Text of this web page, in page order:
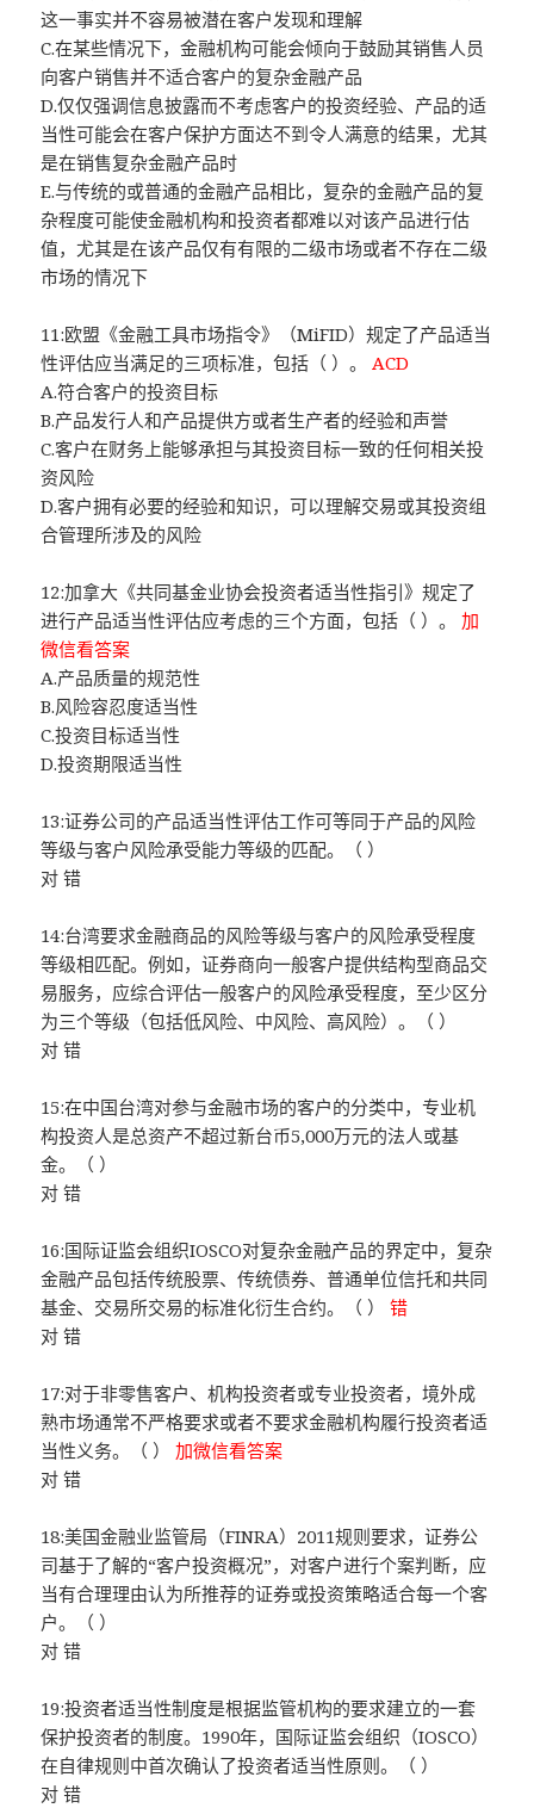
这一事实并不容易被潜在客户发现和理解
C.在某些情况下，金融机构可能会倾向于鼓励其销售人员
向客户销售并不适合客户的复杂金融产品
D.仅仅强调信息披露而不考虑客户的投资经验、产品的适
当性可能会在客户保护方面达不到令人满意的结果，尤其
是在销售复杂金融产品时
E.与传统的或普通的金融产品相比，复杂的金融产品的复
杂程度可能使金融机构和投资者都难以对该产品进行估
值，尤其是在该产品仅有有限的二级市场或者不存在二级
市场的情况下
11:欧盟《金融工具市场指令》（MiFID）规定了产品适当
性评估应当满足的三项标准，包括（ ）。ACD
A.符合客户的投资目标
B.产品发行人和产品提供方或者生产者的经验和声誉
C.客户在财务上能够承担与其投资目标一致的任何相关投
资风险
D.客户拥有必要的经验和知识，可以理解交易或其投资组
合管理所涉及的风险
12:加拿大《共同基金业协会投资者适当性指引》规定了
进行产品适当性评估应考虑的三个方面，包括（ ）。加
微信看答案
A.产品质量的规范性
B.风险容忍度适当性
C.投资目标适当性
D.投资期限适当性
13:证券公司的产品适当性评估工作可等同于产品的风险
等级与客户风险承受能力等级的匹配。（ ）
对 错
14:台湾要求金融商品的风险等级与客户的风险承受程度
等级相匹配。例如，证券商向一般客户提供结构型商品交
易服务，应综合评估一般客户的风险承受程度，至少区分
为三个等级（包括低风险、中风险、高风险）。（ ）
对 错
15:在中国台湾对参与金融市场的客户的分类中，专业机
构投资人是总资产不超过新台币5,000万元的法人或基
金。（ ）
对 错
16:国际证监会组织IOSCO对复杂金融产品的界定中，复杂
金融产品包括传统股票、传统债券、普通单位信托和共同
基金、交易所交易的标准化衍生合约。（ ）错
对 错
17:对于非零售客户、机构投资者或专业投资者，境外成
熟市场通常不严格要求或者不要求金融机构履行投资者适
当性义务。（ ）加微信看答案
对 错
18:美国金融业监管局（FINRA）2011规则要求，证券公
司基于了解的“客户投资概况”，对客户进行个案判断，应
当有合理理由认为所推荐的证券或投资策略适合每一个客
户。（ ）
对 错
19:投资者适当性制度是根据监管机构的要求建立的一套
保护投资者的制度。1990年，国际证监会组织（IOSCO）
在自律规则中首次确认了投资者适当性原则。（ ）
对 错